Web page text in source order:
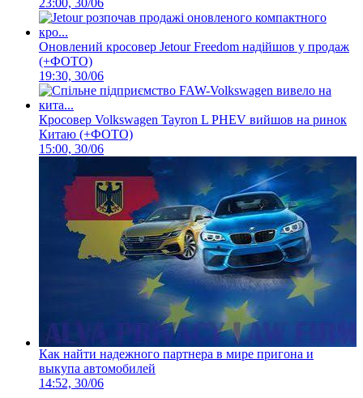
23:00, 30/06
Оновлений кросовер Jetour Freedom надійшов у продаж
(+ФОТО)
19:30, 30/06
Кросовер Volkswagen Tayron L PHEV вийшов на ринок
Китаю (+ФОТО)
15:00, 30/06
Как найти надежного партнера в мире пригона и
выкупа автомобилей
14:52, 30/06